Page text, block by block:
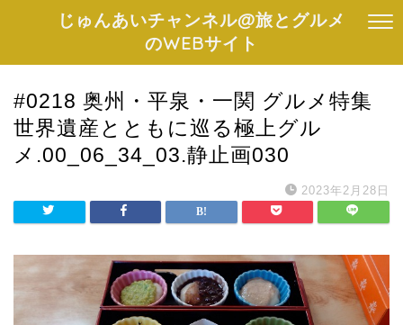
じゅんあいチャンネル@旅とグルメ
のWEBサイト
#0218 奥州・平泉・一関 グルメ特集
世界遺産とともに巡る極上グル
メ.00_06_34_03.静止画030
2023年2月28日